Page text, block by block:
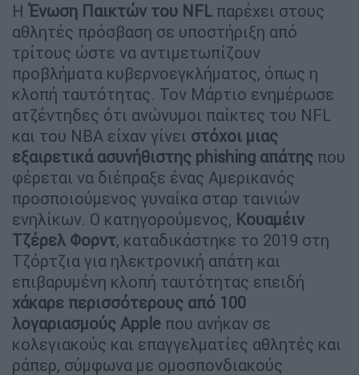
Η Ένωση Παικτών του NFL παρέχει στους
αθλητές πρόσβαση σε υποστήριξη από
τρίτους ώστε να αντιμετωπίζουν
προβλήματα κυβερνοεγκλήματος, όπως η
κλοπή ταυτότητας. Τον Μάρτιο ενημέρωσε
ατζέντηδες ότι ανώνυμοι παίκτες του NFL
και του NBA είχαν γίνει στόχοι μιας
εξαιρετικά ασυνήθιστης phishing απάτης που
φέρεται να διέπραξε ένας Αμερικανός
προσποιούμενος γυναίκα σταρ ταινιών
ενηλίκων. Ο κατηγορούμενος, Κουαμέιν
Τζέρελ Φορντ, καταδικάστηκε το 2019 στη
Τζόρτζια για ηλεκτρονική απάτη και
επιβαρυμένη κλοπή ταυτότητας επειδή
χάκαρε περισσότερους από 100
λογαριασμούς Apple που ανήκαν σε
κολεγιακούς και επαγγελματίες αθλητές και
ράπερ, σύμφωνα με ομοσπονδιακούς